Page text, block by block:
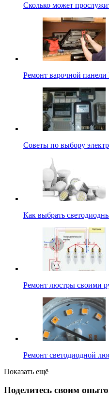
Сколько может
Ремонт варочной
Советы по выбору
Как выбрать
Ремонт люстры своими
Ремонт светодиодной
Показать ещё
Поделитесь своим